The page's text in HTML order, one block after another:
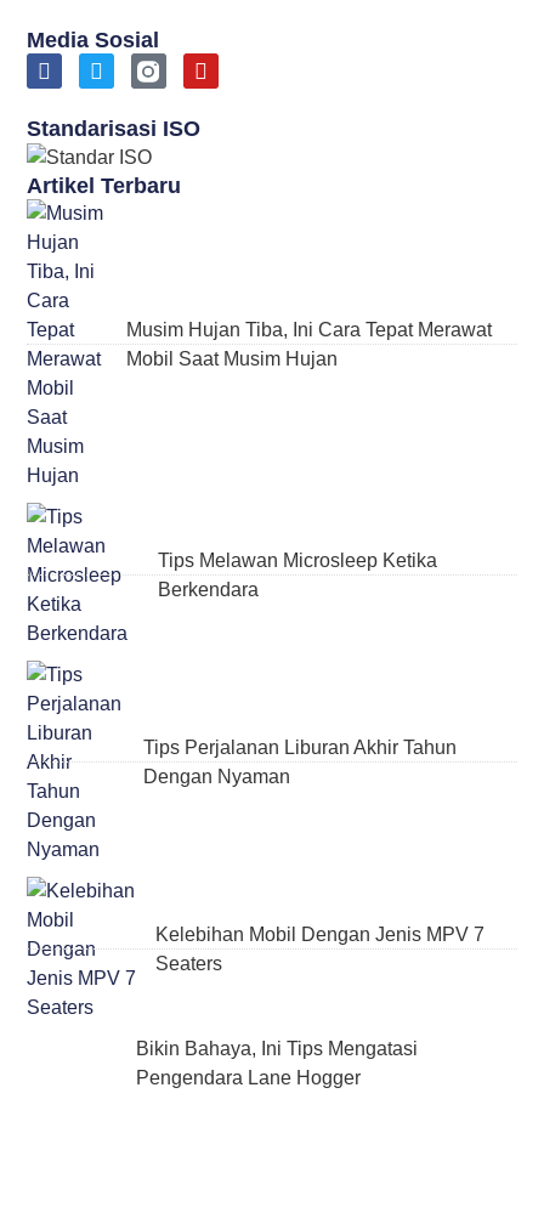
Artikel Terbaru
Musim Hujan Tiba, Ini Cara Tepat Merawat
Mobil Saat Musim Hujan
Tips Melawan Microsleep Ketika
Berkendara
Tips Perjalanan Liburan Akhir Tahun
Dengan Nyaman
Kelebihan Mobil Dengan Jenis MPV 7
Seaters
Bikin Bahaya, Ini Tips Mengatasi
Pengendara Lane Hogger
Media Sosial
Standarisasi ISO